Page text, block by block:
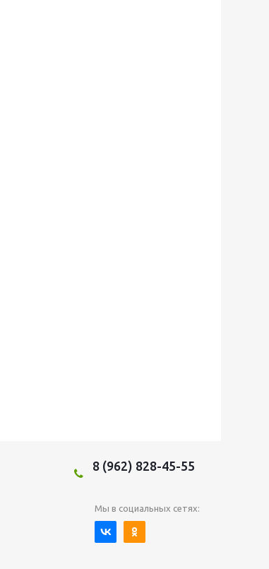
8 (962) 828-45-55
Мы в социальных сетях: